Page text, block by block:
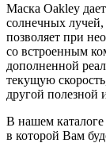
Маска Oakley
солнечных лучей,
позволяет при
со встроенным
дополненной
текущую
другой полезной
В нашем
в которой Вам